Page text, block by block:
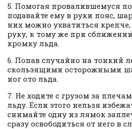
5. Помогая провалившемуся
подавайте ему в руки пояс,
них можно ухватиться
руку, к тому же при
кромку льда.
6. Попав случайно на тонкий
скользящими осторожными
ног ото льда.
7. Не ходите с грузом за
льду. Если этого нельзя
снимайте одну из лямок
сразу освободиться от него в